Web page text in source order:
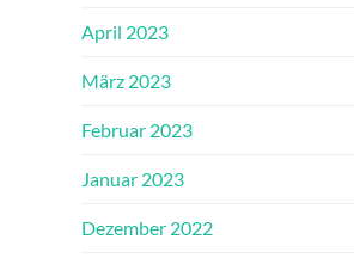
April 2023
März 2023
Februar 2023
Januar 2023
Dezember 2022